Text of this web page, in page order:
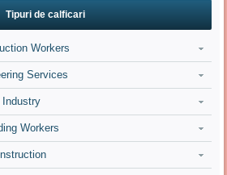
Tipuri de calficari
Workers
Services
Industry
Workers